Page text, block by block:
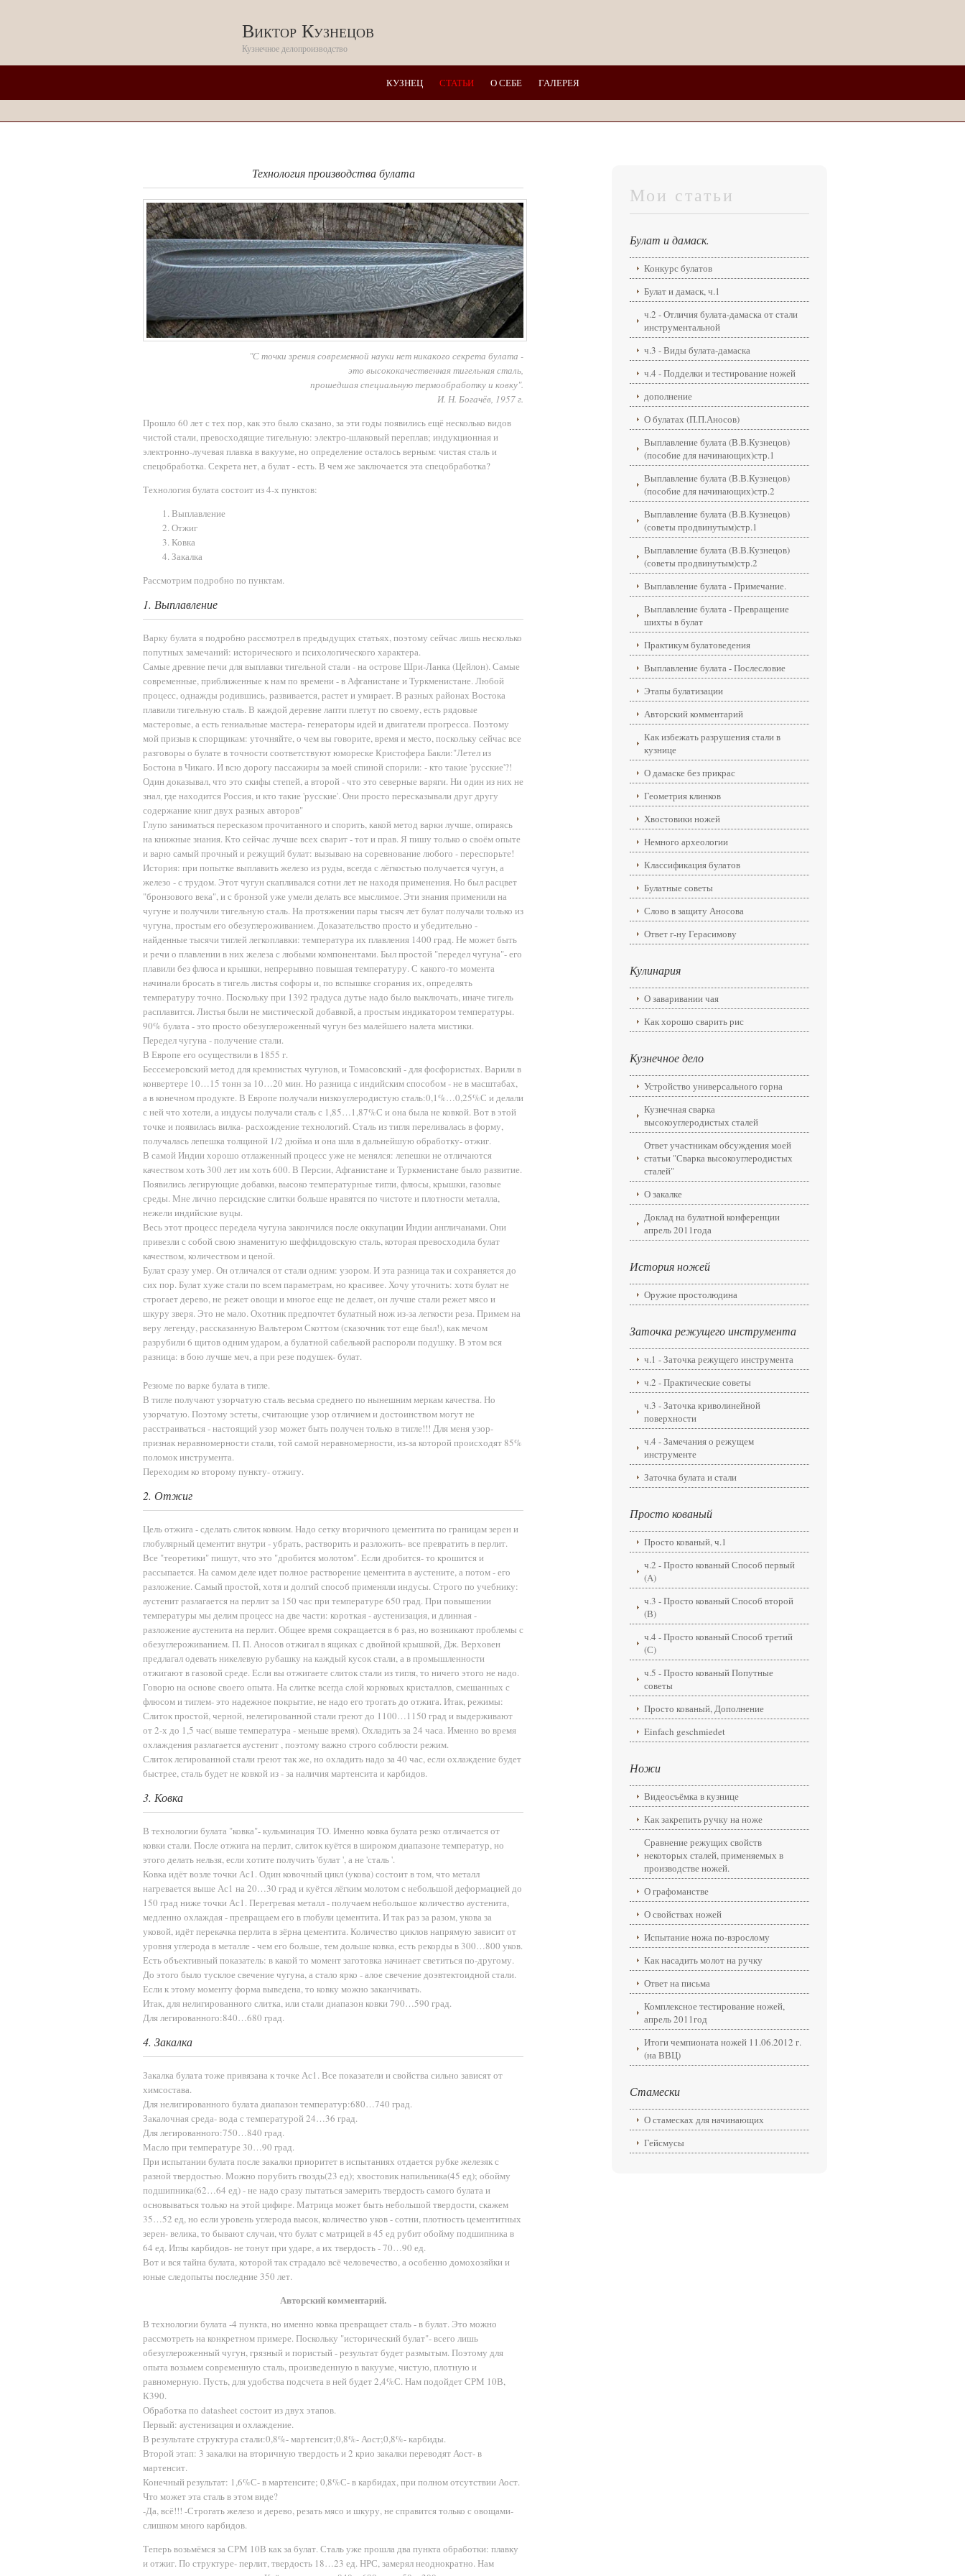
Виктор Кузнецов
Кузнечное делопроизводство
КУЗНЕЦ СТАТЬИ О СЕБЕ ГАЛЕРЕЯ
Технология производства булата
"С точки зрения современной науки нет никакого секрета булата -
это высококачественная тигельная сталь,
прошедшая специальную термообработку и ковку".
И. Н. Богачёв, 1957 г.
Прошло 60 лет с тех пор, как это было сказано, за эти годы появились ещё несколько видов
чистой стали, превосходящие тигельную: электро-шлаковый переплав; индукционная и
электронно-лучевая плавка в вакууме, но определение осталось верным: чистая сталь и
спецобработка. Секрета нет, а булат - есть. В чем же заключается эта спецобработка?
Технология булата состоит из 4-х пунктов:
Выплавление
Отжиг
Ковка
Закалка
Рассмотрим подробно по пунктам.
1. Выплавление
Варку булата я подробно рассмотрел в предыдущих статьях, поэтому сейчас лишь несколько
попутных замечаний: исторического и психологического характера.
Самые древние печи для выплавки тигельной стали - на острове Шри-Ланка (Цейлон). Самые
современные, приближенные к нам по времени - в Афганистане и Туркменистане. Любой
процесс, однажды родившись, развивается, растет и умирает. В разных районах Востока
плавили тигельную сталь. В каждой деревне лапти плетут по своему, есть рядовые
мастеровые, а есть гениальные мастера- генераторы идей и двигатели прогресса. Поэтому
мой призыв к спорщикам: уточняйте, о чем вы говорите, время и место, поскольку сейчас все
разговоры о булате в точности соответствуют юмореске Кристофера Бакли:"Летел из
Бостона в Чикаго. И всю дорогу пассажиры за моей спиной спорили: - кто такие 'русские'?!
Один доказывал, что это скифы степей, а второй - что это северные варяги. Ни один из них не
знал, где находится Россия, и кто такие 'русские'. Они просто пересказывали друг другу
содержание книг двух разных авторов"
Глупо заниматься пересказом прочитанного и спорить, какой метод варки лучше, опираясь
на книжные знания. Кто сейчас лучше всех сварит - тот и прав. Я пишу только о своём опыте
и варю самый прочный и режущий булат: вызываю на соревнование любого - переспорьте!
История: при попытке выплавить железо из руды, всегда с лёгкостью получается чугун, а
железо - с трудом. Этот чугун скапливался сотни лет не находя применения. Но был расцвет
"бронзового века", и с бронзой уже умели делать все мыслимое. Эти знания применили на
чугуне и получили тигельную сталь. На протяжении пары тысяч лет булат получали только из
чугуна, простым его обезуглероживанием. Доказательство просто и убедительно -
найденные тысячи тиглей легкоплавки: температура их плавления 1400 град. Не может быть
и речи о плавлении в них железа с любыми компонентами. Был простой "передел чугуна"- его
плавили без флюса и крышки, непрерывно повышая температуру. С какого-то момента
начинали бросать в тигель листья софоры и, по вспышке сгорания их, определять
температуру точно. Поскольку при 1392 градуса дутье надо было выключать, иначе тигель
расплавится. Листья были не мистической добавкой, а простым индикатором температуры.
90% булата - это просто обезуглероженный чугун без малейшего налета мистики.
Передел чугуна - получение стали.
В Европе его осуществили в 1855 г.
Бессемеровский метод для кремнистых чугунов, и Томасовский - для фосфористых. Варили в
конвертере 10…15 тонн за 10…20 мин. Но разница с индийским способом - не в масштабах,
а в конечном продукте. В Европе получали низкоуглеродистую сталь:0,1%…0,25%С и делали
с ней что хотели, а индусы получали сталь с 1,85…1,87%С и она была не ковкой. Вот в этой
точке и появилась вилка- расхождение технологий. Сталь из тигля переливалась в форму,
получалась лепешка толщиной 1/2 дюйма и она шла в дальнейшую обработку- отжиг.
В самой Индии хорошо отлаженный процесс уже не менялся: лепешки не отличаются
качеством хоть 300 лет им хоть 600. В Персии, Афганистане и Туркменистане было развитие.
Появились легирующие добавки, высоко температурные тигли, флюсы, крышки, газовые
среды. Мне лично персидские слитки больше нравятся по чистоте и плотности металла,
нежели индийские вуцы.
Весь этот процесс передела чугуна закончился после оккупации Индии англичанами. Они
привезли с собой свою знаменитую шеффилдовскую сталь, которая превосходила булат
качеством, количеством и ценой.
Булат сразу умер. Он отличался от стали одним: узором. И эта разница так и сохраняется до
сих пор. Булат хуже стали по всем параметрам, но красивее. Хочу уточнить: хотя булат не
строгает дерево, не режет овощи и многое еще не делает, он лучше стали режет мясо и
шкуру зверя. Это не мало. Охотник предпочтет булатный нож из-за легкости реза. Примем на
веру легенду, рассказанную Вальтером Скоттом (сказочник тот еще был!), как мечом
разрубили 6 щитов одним ударом, а булатной сабелькой распороли подушку. В этом вся
разница: в бою лучше меч, а при резе подушек- булат.
Резюме по варке булата в тигле.
В тигле получают узорчатую сталь весьма среднего по нынешним меркам качества. Но
узорчатую. Поэтому эстеты, считающие узор отличием и достоинством могут не
расстраиваться - настоящий узор может быть получен только в тигле!!! Для меня узор-
признак неравномерности стали, той самой неравномерности, из-за которой происходят 85%
поломок инструмента.
Переходим ко второму пункту- отжигу.
2. Отжиг
Цель отжига - сделать слиток ковким. Надо сетку вторичного цементита по границам зерен и
глобулярный цементит внутри - убрать, растворить и разложить- все превратить в перлит.
Все "теоретики" пишут, что это "дробится молотом". Если дробится- то крошится и
рассыпается. На самом деле идет полное растворение цементита в аустените, а потом - его
разложение. Самый простой, хотя и долгий способ применяли индусы. Строго по учебнику:
аустенит разлагается на перлит за 150 час при температуре 650 град. При повышении
температуры мы делим процесс на две части: короткая - аустенизация, и длинная -
разложение аустенита на перлит. Общее время сокращается в 6 раз, но возникают проблемы с
обезуглероживанием. П. П. Аносов отжигал в ящиках с двойной крышкой, Дж. Верховен
предлагал одевать никелевую рубашку на каждый кусок стали, а в промышленности
отжигают в газовой среде. Если вы отжигаете слиток стали из тигля, то ничего этого не надо.
Говорю на основе своего опыта. На слитке всегда слой корковых кристаллов, смешанных с
флюсом и тиглем- это надежное покрытие, не надо его трогать до отжига. Итак, режимы:
Слиток простой, черной, нелегированной стали греют до 1100…1150 град и выдерживают
от 2-х до 1,5 час( выше температура - меньше время). Охладить за 24 часа. Именно во время
охлаждения разлагается аустенит , поэтому важно строго соблюсти режим.
Слиток легированной стали греют так же, но охладить надо за 40 час, если охлаждение будет
быстрее, сталь будет не ковкой из - за наличия мартенсита и карбидов.
3. Ковка
В технологии булата "ковка"- кульминация ТО. Именно ковка булата резко отличается от
ковки стали. После отжига на перлит, слиток куётся в широком диапазоне температур, но
этого делать нельзя, если хотите получить 'булат ', а не 'сталь '.
Ковка идёт возле точки Ас1. Один ковочный цикл (укова) состоит в том, что металл
нагревается выше Ас1 на 20…30 град и куётся лёгким молотом с небольшой деформацией до
150 град ниже точки Ас1. Перегревая металл - получаем небольшое количество аустенита,
медленно охлаждая - превращаем его в глобули цементита. И так раз за разом, укова за
уковой, идёт перекачка перлита в зёрна цементита. Количество циклов напрямую зависит от
уровня углерода в металле - чем его больше, тем дольше ковка, есть рекорды в 300…800 уков.
Есть объективный показатель: в какой то момент заготовка начинает светиться по-другому.
До этого было тусклое свечение чугуна, а стало ярко - алое свечение доэвтектоидной стали.
Если к этому моменту форма выведена, то ковку можно заканчивать.
Итак, для нелигированного слитка, или стали диапазон ковки 790…590 град.
Для легированного:840…680 град.
4. Закалка
Закалка булата тоже привязана к точке Ас1. Все показатели и свойства сильно зависят от
химсостава.
Для нелигированного булата диапазон температур:680…740 град.
Закалочная среда- вода с температурой 24…36 град.
Для легированного:750…840 град.
Масло при температуре 30…90 град.
При испытании булата после закалки приоритет в испытаниях отдается рубке железяк с
разной твердостью. Можно порубить гвоздь(23 ед); хвостовик напильника(45 ед); обойму
подшипника(62…64 ед) - не надо сразу пытаться замерить твердость самого булата и
основываться только на этой цифире. Матрица может быть небольшой твердости, скажем
35…52 ед, но если уровень углерода высок, количество уков - сотни, плотность цементитных
зерен- велика, то бывают случаи, что булат с матрицей в 45 ед рубит обойму подшипника в
64 ед. Иглы карбидов- не тонут при ударе, а их твердость - 70…90 ед.
Вот и вся тайна булата, которой так страдало всё человечество, а особенно домохозяйки и
юные следопыты последние 350 лет.
Авторский комментарий.
В технологии булата -4 пункта, но именно ковка превращает сталь - в булат. Это можно
рассмотреть на конкретном примере. Поскольку "исторический булат"- всего лишь
обезуглероженный чугун, грязный и пористый - результат будет размытым. Поэтому для
опыта возьмем современную сталь, произведенную в вакууме, чистую, плотную и
равномерную. Пусть, для удобства подсчета в ней будет 2,4%С. Нам подойдет СРМ 10В,
К390.
Обработка по datasheet состоит из двух этапов.
Первый: аустенизация и охлаждение.
В результате структура стали:0,8%- мартенсит;0,8%- Аост;0,8%- карбиды.
Второй этап: 3 закалки на вторичную твердость и 2 крио закалки переводят Аост- в
мартенсит.
Конечный результат: 1,6%С- в мартенсите; 0,8%С- в карбидах, при полном отсутствии Аост.
Что может эта сталь в этом виде?
-Да, всё!!! -Строгать железо и дерево, резать мясо и шкуру, не справится только с овощами-
слишком много карбидов.
Теперь возьмёмся за СРМ 10В как за булат. Сталь уже прошла два пункта обработки: плавку
и отжиг. По структуре- перлит, твердость 18…23 ед. НРС, замерял неоднократно. Нам
Мои статьи
Булат и дамаск.
Конкурс булатов
Булат и дамаск, ч.1
ч.2 - Отличия булата-дамаска от стали
инструментальной
ч.3 - Виды булата-дамаска
ч.4 - Подделки и тестирование ножей
дополнение
О булатах (П.П.Аносов)
Выплавление булата (В.В.Кузнецов)
(пособие для начинающих)стр.1
Выплавление булата (В.В.Кузнецов)
(пособие для начинающих)стр.2
Выплавление булата (В.В.Кузнецов)
(советы продвинутым)стр.1
Выплавление булата (В.В.Кузнецов)
(советы продвинутым)стр.2
Выплавление булата - Примечание.
Выплавление булата - Превращение
шихты в булат
Практикум булатоведения
Выплавление булата - Послесловие
Этапы булатизации
Авторский комментарий
Как избежать разрушения стали в
кузнице
О дамаске без прикрас
Геометрия клинков
Хвостовики ножей
Немного археологии
Классификация булатов
Булатные советы
Слово в защиту Аносова
Ответ г-ну Герасимову
Кулинария
О заваривании чая
Как хорошо сварить рис
Кузнечное дело
Устройство универсального горна
Кузнечная сварка
высокоуглеродистых сталей
Ответ участникам обсуждения моей
статьи "Сварка высокоуглеродистых
сталей"
О закалке
Доклад на булатной конференции
апрель 2011года
История ножей
Оружие простолюдина
Заточка режущего инструмента
ч.1 - Заточка режущего инструмента
ч.2 - Практические советы
ч.3 - Заточка криволинейной
поверхности
ч.4 - Замечания о режущем
инструменте
Заточка булата и стали
Просто кованый
Просто кованый, ч.1
ч.2 - Просто кованый Способ первый
(А)
ч.3 - Просто кованый Способ второй
(В)
ч.4 - Просто кованый Способ третий
(С)
ч.5 - Просто кованый Попутные
советы
Просто кованый, Дополнение
Einfach geschmiedet
Ножи
Видеосъёмка в кузнице
Как закрепить ручку на ноже
Сравнение режущих свойств
некоторых сталей, применяемых в
производстве ножей.
О графоманстве
О свойствах ножей
Испытание ножа по-взрослому
Как насадить молот на ручку
Ответ на письма
Комплексное тестирование ножей,
апрель 2011год
Итоги чемпионата ножей 11.06.2012 г.
(на ВВЦ)
Стамески
О стамесках для начинающих
Гейсмусы